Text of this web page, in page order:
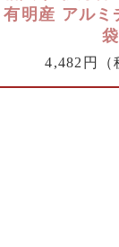
有明産 アルミ
袋
4,482円